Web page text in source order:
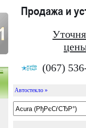
Продажа и
(067)
Автостекло »